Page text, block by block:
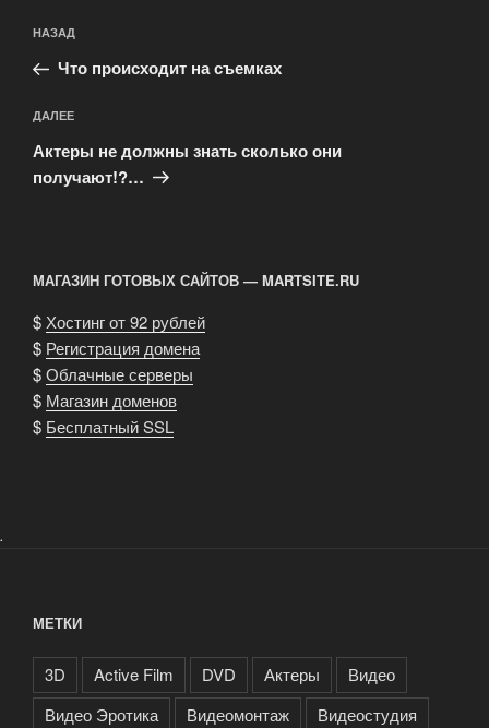
по
записям
Предыдущая
запись:
НАЗАД
Что происходит на съемках
Следующая
запись
ДАЛЕЕ
Актеры не должны знать сколько они
получают!?…
МАГАЗИН ГОТОВЫХ САЙТОВ — MARTSITE.RU
$Хостинг от 92 рублей
$ Регистрация домена
$Облачные серверы
$ Магазин доменов
$ Бесплатный SSL
.
МЕТКИ
3D Active Film DVD Актеры
Видео
Видео Эротика
Видеомонтаж
Видеостудия